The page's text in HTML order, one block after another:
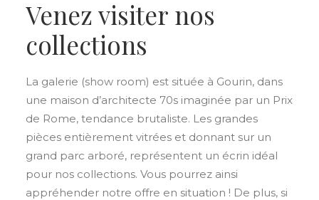
Venez visiter nos
collections
La galerie (show room) est située à Gourin, dans
une maison d’architecte 70s imaginée par un Prix
de Rome, tendance brutaliste. Les grandes
pièces entièrement vitrées et donnant sur un
grand parc arboré, représentent un écrin idéal
pour nos collections. Vous pourrez ainsi
appréhender notre offre en situation ! De plus, si